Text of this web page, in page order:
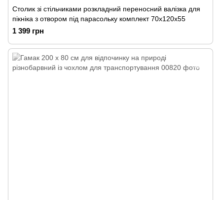
Столик зі стільчиками розкладний переносний валізка для
пікніка з отвором під парасольку комплект 70х120х55
1 399 грн